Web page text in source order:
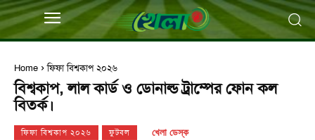
Home ফিফা বিশ্বকাপ ২০২৬
বিশ্বকাপ, লাল কার্ড ও ডোনাল্ড ট্রাম্পের ফোন কল
বিতর্ক।
ফিফা বিশ্বকাপ ২০২৬ ফুটবল খেলা ডেস্ক